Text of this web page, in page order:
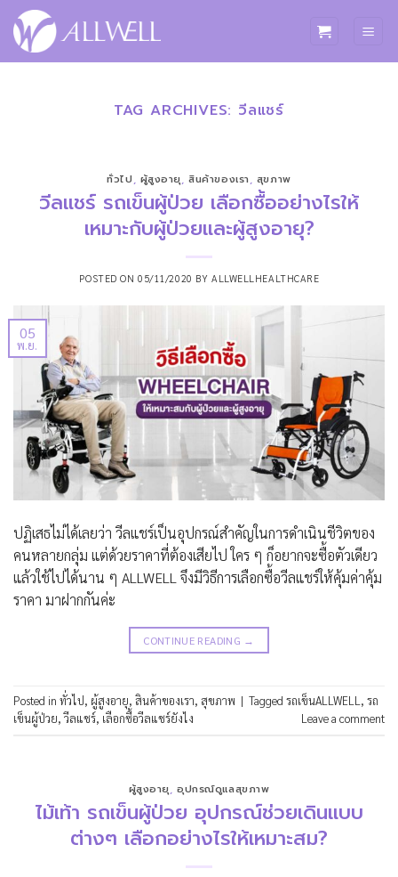
ข้าม
ไป
TAG ARCHIVES: วีลแชร์
ทั่วไป, ผู้สูงอายุ,สินค้าของเรา, สุขภาพ
วีลแชร์ รถเข็นผู้ป่วย เลือกซื้ออย่างไรให้
เหมาะกับผู้ป่วยและผู้สูงอายุ?
POSTED ON05/11/2020 BY ALLWELLHEALTHCARE
05
พ.ย.
ปฏิเสธไม่ได้เลยว่า วีลแชร์เป็นอุปกรณ์สำคัญในการดำเนินชีวิตของ
คนหลายกลุ่ม แต่ด้วยราคาที่ต้องเสียไป ใคร ๆ ก็อยากจะซื้อตัวเดียว
แล้วใช้ไปได้นาน ๆ ALLWELL จึงมีวิธีการเลือกซื้อวีลแชร์ให้คุ้มค่าคุ้ม
ราคา มาฝากกันค่ะ
CONTINUE READING →
Posted in ทั่วไป, ผู้สูงอายุ, สินค้าของเรา, สุขภาพ | Tagged รถเข็นALLWELL, รถ
เข็นผู้ป่วย,วีลแชร์, เลือกซื้อวีลแชร์ยังไง Leave a comment
ผู้สูงอายุ,อุปกรณ์ดูแลสุขภาพ
ไม้เท้า รถเข็นผู้ป่วย อุปกรณ์ช่วยเดินแบบ
ต่างๆ เลือกอย่างไรให้เหมาะสม?